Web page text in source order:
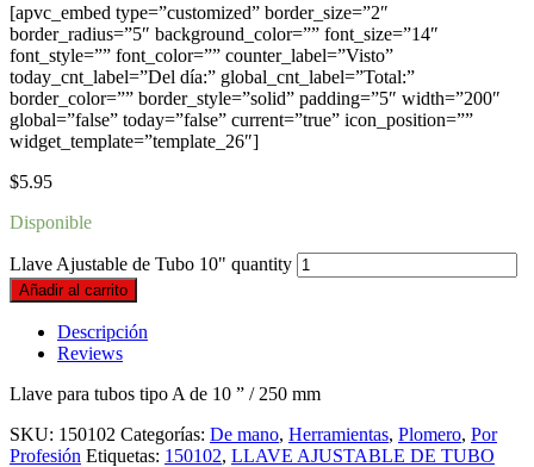
[apvc_embed type=”customized” border_size=”2″
border_radius=”5″ background_color=”” font_size=”14″
font_style=”” font_color=”” counter_label=”Visto”
today_cnt_label=”Del día:” global_cnt_label=”Total:”
border_color=”” border_style=”solid” padding=”5″ width=”200″
global=”false” today=”false” current=”true” icon_position=””
widget_template=”template_26″]
$5.95
Disponible
Llave Ajustable de Tubo 10" quantity
Añadir al carrito
Descripción
Reviews
Llave para tubos tipo A de 10 ” / 250 mm
SKU: 150102 Categorías: De mano, Herramientas, Plomero, Por
Profesión Etiquetas: 150102, LLAVE AJUSTABLE DE TUBO